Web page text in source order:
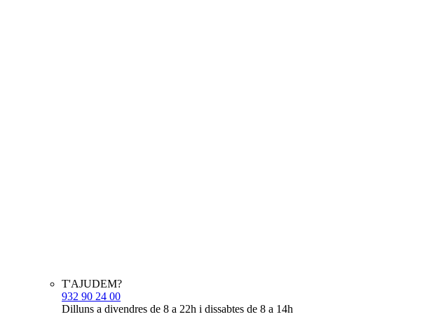
T'AJUDEM?
932 90 24 00
Dilluns a divendres de 8 a 22h i dissabtes de 8 a 14h